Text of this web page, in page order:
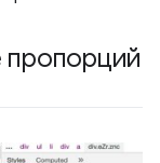
пропорций